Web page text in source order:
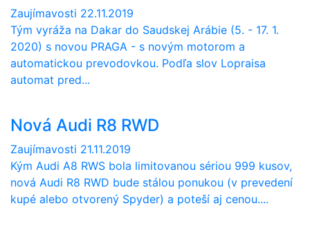
Zaujímavosti 22.11.2019
Tým vyráža na Dakar do Saudskej Arábie (5. - 17. 1.
2020) s novou PRAGA - s novým motorom a
automatickou prevodovkou. Podľa slov Lopraisa
automat pred...
Nová Audi R8 RWD
Zaujímavosti 21.11.2019
Kým Audi A8 RWS bola limitovanou sériou 999 kusov,
nová Audi R8 RWD bude stálou ponukou (v prevedení
kupé alebo otvorený Spyder) a poteší aj cenou....